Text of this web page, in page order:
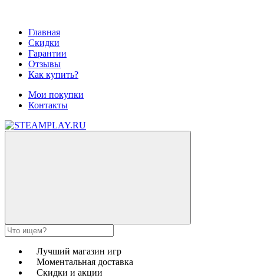
Главная
Скидки
Гарантии
Отзывы
Как купить?
Мои покупки
Контакты
Лучший магазин игр
Моментальная доставка
Скидки и акции